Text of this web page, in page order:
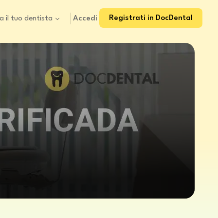
il tuo dentista Accedi Registrati in DocDental